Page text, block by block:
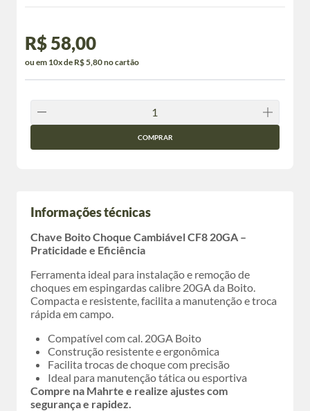
R$ 58,00
ou em 10x de R$ 5,80 no cartão
COMPRAR
Informações técnicas
Chave Boito Choque Cambiável CF8 20GA –
Praticidade e Eficiência
Ferramenta ideal para instalação e remoção de
choques em espingardas calibre 20GA da Boito.
Compacta e resistente, facilita a manutenção e troca
rápida em campo.
Compatível com cal. 20GA Boito
Construção resistente e ergonômica
Facilita trocas de choque com precisão
Ideal para manutenção tática ou esportiva
Compre na Mahrte e realize ajustes com
segurança e rapidez.